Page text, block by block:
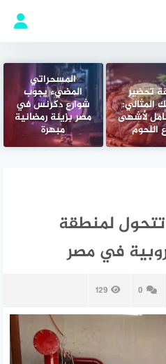
تحضير
المثالي:
لأشهى
اللحوم
المسحراتي
المضيء يجوب
شوارع دكرنس في
مصر بزينة رمضانية
مبهرة
تتحول لمنطقة
في مصر
0
129